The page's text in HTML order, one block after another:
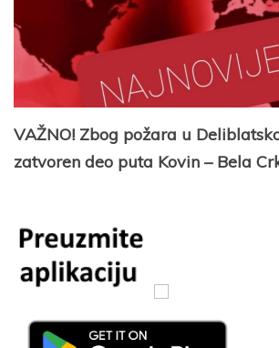
VAŽNO! Zbog požara u
zatvoren deo puta Kovin – Bela